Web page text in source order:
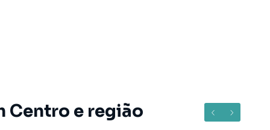
corretores
Centro e região